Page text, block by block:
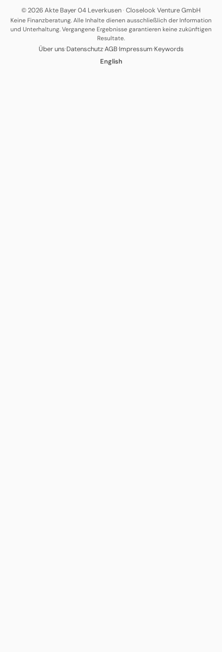
© 2026 Akte Bayer 04 Leverkusen· Closelook Venture GmbH
Keine Finanzberatung. Alle Inhalte dienen ausschließlich der Information
und Unterhaltung. Vergangene Ergebnisse garantieren keine zukünftigen
Resultate.
Über uns·Datenschutz·AGB·Impressum·Keywords
English